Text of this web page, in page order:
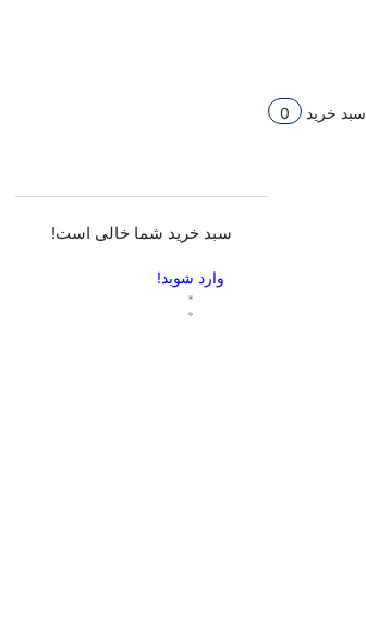
سبد خرید 0
سبد خرید شما خالی است!
وارد شوید!